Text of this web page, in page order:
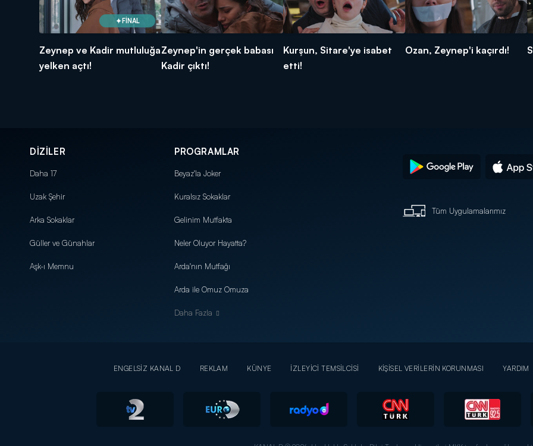
FİNAL
Zeynep ve Kadir mutluluğa
yelken açtı!
Zeynep'in gerçek babası
Kadir çıktı!
Kurşun, Sitare'ye isabet
etti!
Ozan, Zeynep'i kaçırdı!
DİZİLER
Daha 17
Uzak Şehir
Arka Sokaklar
Güller ve Günahlar
Aşk-ı Memnu
PROGRAMLAR
Beyaz'la Joker
Kuralsız Sokaklar
Gelinim Mutfakta
Neler Oluyor Hayatta?
Arda'nın Mutfağı
Arda ile Omuz Omuza
Daha Fazla
Tüm Uygulamalarımız
ENGELSİZ KANAL D REKLAM KÜNYE İZLEYİCİ TEMSİLCİSİ KİŞİSEL VERİLERİN KORUNMASI YARDIM